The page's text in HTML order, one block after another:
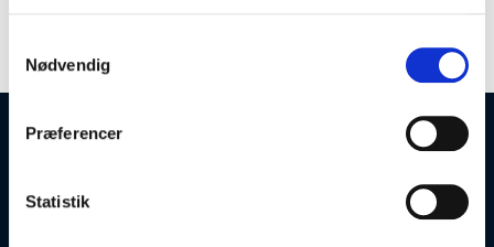
Nødvendig
Præferencer
Statistik
Mandag-Torsdag: 08:00-16:30